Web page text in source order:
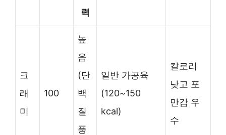
력
크
래
미
100
높
음
(단
백
질
풍
일반 가공육
(120~150
kcal)
칼로리
낮고 포
만감 우
수